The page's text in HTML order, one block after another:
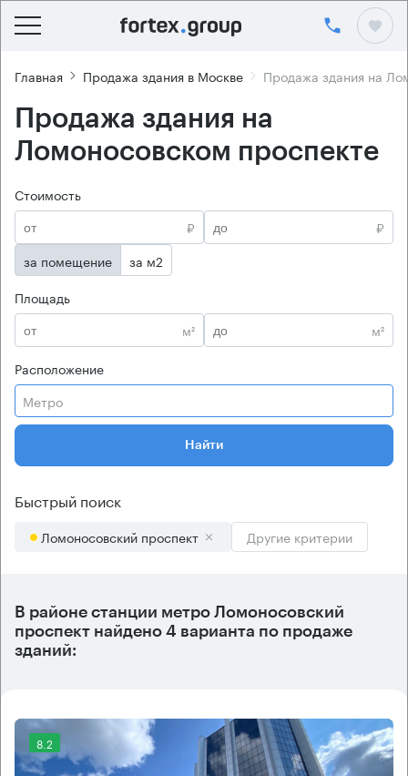
Главная Продажа здания в Москве Продажа здания на
Продажа здания на
Ломоносовском проспекте
Стоимость
₽
₽
за помещение
за м2
Площадь
м²
м²
Расположение
Метро
Найти
Быстрый поиск
Ломоносовский проспект Другие критерии
В районе станции метро Ломоносовский
проспект найдено 4 варианта по продаже
зданий:
8.2